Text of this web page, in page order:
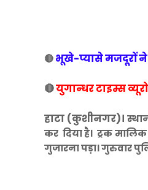
🔴भूखे-प्यासे मजदूरों ने
🔴युगान्धर टाइम्स व्यूरो
हाटा (कुशीनगर)।
कर दिया है। ट्रक
गुजारना पड़ा। गुरुवार